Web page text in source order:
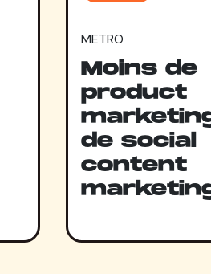
METRO
Moins de
product
de social
content